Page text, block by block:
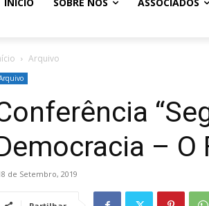
Arquivo
– O
de Setembro, 2019